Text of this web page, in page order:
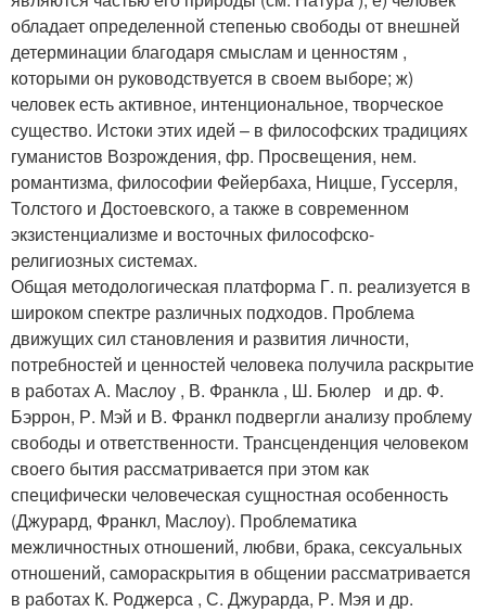
обладает определенной степенью свободы от внешней
детерминации благодаря смыслам и ценностям ,
которыми он руководствуется в своем выборе; ж)
человек есть активное, интенциональное, творческое
существо. Истоки этих идей – в философских традициях
гуманистов Возрождения, фр. Просвещения, нем.
романтизма, философии Фейербаха, Ницше, Гуссерля,
Толстого и Достоевского, а также в современном
экзистенциализме и восточных философско-
религиозных системах.
Общая методологическая платформа Г. п. реализуется в
широком спектре различных подходов. Проблема
движущих сил становления и развития личности,
потребностей и ценностей человека получила раскрытие
в работах А. Маслоу , В. Франкла , Ш. Бюлер и др. Ф.
Бэррон, Р. Мэй и В. Франкл подвергли анализу проблему
свободы и ответственности. Трансценденция человеком
своего бытия рассматривается при этом как
специфически человеческая сущностная особенность
(Джурард, Франкл, Маслоу). Проблематика
межличностных отношений, любви, брака, сексуальных
отношений, самораскрытия в общении рассматривается
в работах К. Роджерса , С. Джурарда, Р. Мэя и др.